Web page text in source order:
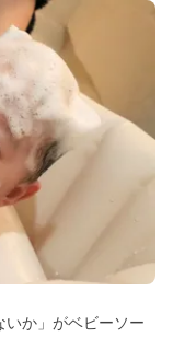
いか」がベビーソー